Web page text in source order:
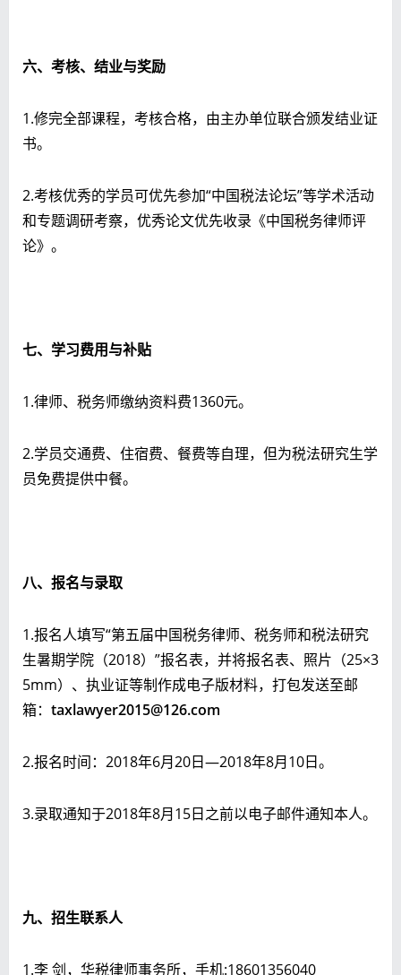
六、考核、结业与奖励
1.修完全部课程，考核合格，由主办单位联合颁发结业证
书。
2.考核优秀的学员可优先参加“中国税法论坛”等学术活动
和专题调研考察，优秀论文优先收录《中国税务律师评
论》。
七、学习费用与补贴
1.律师、税务师缴纳资料费1360元。
2.学员交通费、住宿费、餐费等自理，但为税法研究生学
员免费提供中餐。
八、报名与录取
1.报名人填写“第五届中国税务律师、税务师和税法研究
生暑期学院（2018）”报名表，并将报名表、照片（25×3
5mm）、执业证等制作成电子版材料，打包发送至邮
箱： taxlawyer2015@126.com
2.报名时间：2018年6月20日—2018年8月10日。
3.录取通知于2018年8月15日之前以电子邮件通知本人。
九、招生联系人
1.李 剑，华税律师事务所，手机:18601356040